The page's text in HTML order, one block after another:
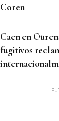
Coren
Caen en
fugitivos